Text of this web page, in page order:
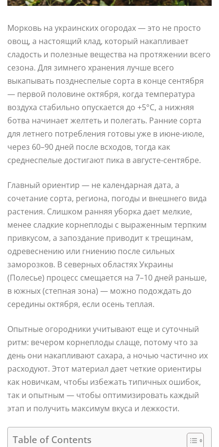
Морковь на украинских огородах — это не просто
овощ, а настоящий клад, который накапливает
сладость и полезные вещества на протяжении всего
сезона. Для зимнего хранения лучше всего
выкапывать позднеспелые сорта в конце сентября
— первой половине октября, когда температура
воздуха стабильно опускается до +5°C, а нижняя
ботва начинает желтеть и полегать. Ранние сорта
для летнего потребления готовы уже в июне-июле,
через 60–90 дней после всходов, тогда как
среднеспелые достигают пика в августе-сентябре.
Главный ориентир — не календарная дата, а
сочетание сорта, региона, погоды и внешнего вида
растения. Слишком ранняя уборка дает мелкие,
менее сладкие корнеплоды с выраженным терпким
привкусом, а запоздание приводит к трещинам,
одревеснению или гниению после сильных
заморозков. В северных областях Украины
(Полесье) процесс смещается на 7–10 дней раньше,
в южных (степная зона) — можно подождать до
середины октября, если осень теплая.
Опытные огородники учитывают еще и суточный
ритм: вечером корнеплоды слаще, потому что за
день они накапливают сахара, а ночью частично их
расходуют. Этот материал дает четкие ориентиры
как новичкам, чтобы избежать типичных ошибок,
так и опытным — чтобы оптимизировать каждый
этап и получить максимум вкуса и лежкости.
Table of Contents